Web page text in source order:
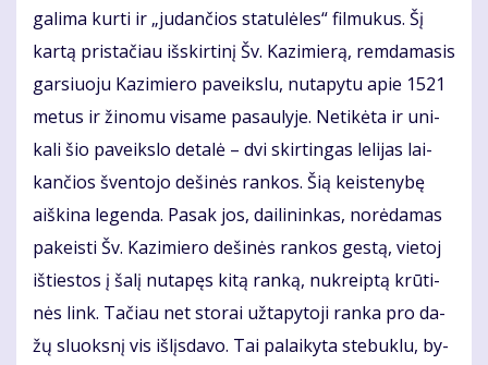
ga­li­ma kur­ti ir „ju­dan­čios sta­tu­lė­les“ fil­mu­kus. Šį
kar­tą pri­sta­čiau iš­skir­ti­nį Šv. Ka­zi­mie­rą, rem­da­ma­sis
gar­siuo­ju Ka­zi­mie­ro pa­veiks­lu, nu­ta­py­tu apie 1521
me­tus ir ži­no­mu vi­sa­me pa­sau­ly­je. Ne­ti­kė­ta ir uni­
ka­li šio pa­veiks­lo de­ta­lė – dvi skir­tin­gas le­li­jas lai­
kan­čios šven­to­jo de­ši­nės ran­kos. Šią keis­te­ny­bę
aiš­ki­na le­gen­da. Pa­sak jos, dai­li­nin­kas, no­rė­da­mas
pa­keis­ti Šv. Ka­zi­mie­ro de­ši­nės ran­kos ges­tą, vie­toj
iš­ties­tos į ša­lį nu­ta­pęs ki­tą ran­ką, nu­kreip­tą krū­ti­
nės link. Ta­čiau net sto­rai už­ta­py­to­ji ran­ka pro da­
žų sluoks­nį vis iš­lįs­da­vo. Tai pa­lai­ky­ta ste­buk­lu, by­